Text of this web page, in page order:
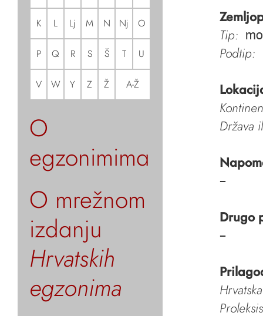
K L Lj M N Nj O
P Q R S Š T U
V W Y Z Ž A-Ž
O
egzonimima
O mrežnom
izdanju
Hrvatskih
egzonima
Tip:
Podtip:
Država
–
Drugo
–